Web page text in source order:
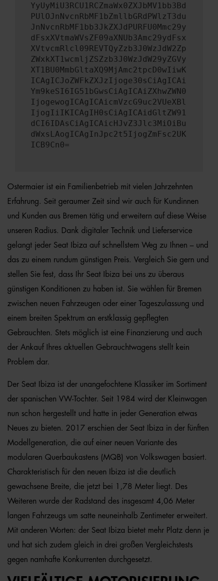
YyUyMiU3RCU1RCZmaWx0ZXJbMV1bb3Bd
PUlOJnNvcnRbMF1bZmllbGRdPWlzT3du
JnNvcnRbMF1bb3JkZXJdPURFU0Mmc29y
dFsxXVtmaWVsZF09aXNUb3Amc29ydFsx
XVtvcmRlcl09REVTQyZzb3J0WzJdW2Zp
ZWxkXT1wcmljZSZzb3J0WzJdW29yZGVy
XT1BU0MmbGltaXQ9MjAmc2tpcD0wIiwK
ICAgICJoZWFkZXJzIjoge30sCiAgICAi
Ym9keSI6IG51bGwsCiAgICAiZXhwZWN0
IjogewogICAgICAicmVzcG9uc2VUeXBl
IjogIiIKICAgIH0sCiAgICAidGltZW91
dCI6IDAsCiAgICAicHJvZ3Jlc3MiOiBu
dWxsLAogICAgInJpc2t5IjogZmFsc2UK
ICB9Cn0=
Ostermaier ist ein Familienbetrieb mit vielen Jahrzehnten
Erfahrung. Seit geraumer Zeit sind wir auch für Kundinnen
und Kunden aus Bremen tätig und erweitern auf diese Weise
unseren Radius. Dank digitaler Technik und Lieferservice
gelangt jeder Seat Ibiza auf schnellstem Weg zu Ihnen – und
das zu einem rundum günstigen Preis. Vergleich Sie gern und
stellen Sie fest, dass Ihr Seat Ibiza bei uns zu überaus
günstigen Konditionen zu haben ist. Sie wählen für Bremen
zwischen neuen Fahrzeugen oder einer Tageszulassung und
einem breiten Spektrum an erstklassig gepflegten
Gebrauchten. Stets möglich ist eine Finanzierung und auch
der Ankauf Ihres aktuellen Gebrauchtwagens stellt kein
Problem dar.
Der Seat Ibiza ist der unangefochtene Klassiker im Sortiment
der spanischen VW-Tochter. Seit 1984 wird der Kleinwagen
nun schon hergestellt und hatte in jeder Generation etwas
Neues zu bieten. 2017 erschien der Seat Ibiza in der fünften
Modellgeneration, die auf einer neuen Variante des
modularen Querbaukastens (MQB) von Volkswagen basiert.
Charakteristisch für den neuen Ibiza ist die deutlich
gewachsene Breite, die jetzt bei 1,78 Meter liegt. Des
Weiteren wurde der Radstand des insgesamt 4,06 Meter
langen Fahrzeugs um satte neuneinhalb Zentimeter erweitert.
Mit anderen Worten: der Seat Ibiza bietet mehr Platz denn je
und hat sich zudem gleich in drei großen Vergleichstests
gegen namhafte Konkurrenten durchgesetzt.